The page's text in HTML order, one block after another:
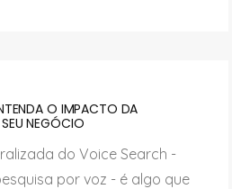
O IMPACTO DA
NEGÓCIO
do Voice Search -
por voz - é algo que